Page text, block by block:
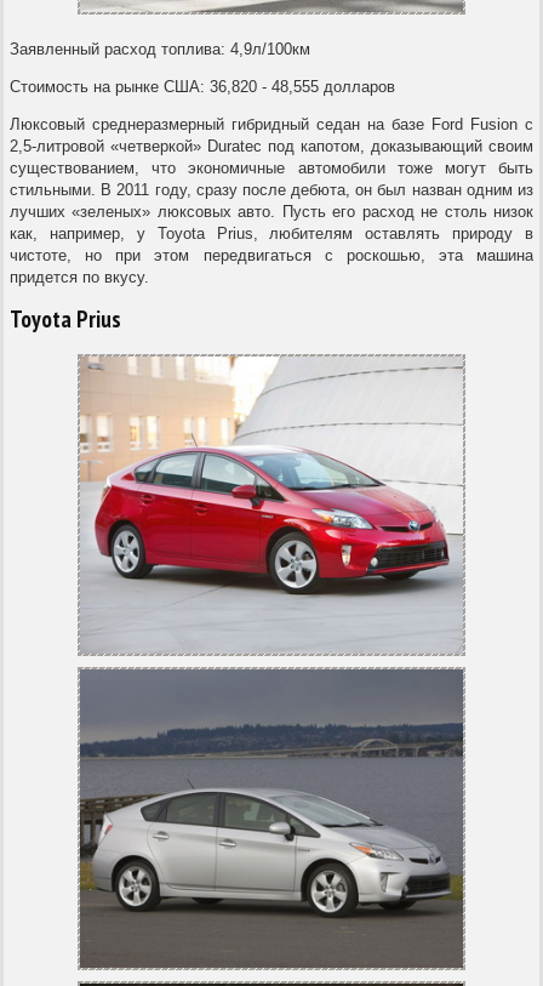
Заявленный расход топлива: 4,9л/100км
Стоимость на рынке США: 36,820 - 48,555 долларов
Люксовый среднеразмерный гибридный седан на базе Ford Fusion с
2,5-литровой «четверкой» Duratec под капотом, доказывающий своим
существованием, что экономичные автомобили тоже могут быть
стильными. В 2011 году, сразу после дебюта, он был назван одним из
лучших «зеленых» люксовых авто. Пусть его расход не столь низок
как, например, у Toyota Prius, любителям оставлять природу в
чистоте, но при этом передвигаться с роскошью, эта машина
придется по вкусу.
Toyota Prius